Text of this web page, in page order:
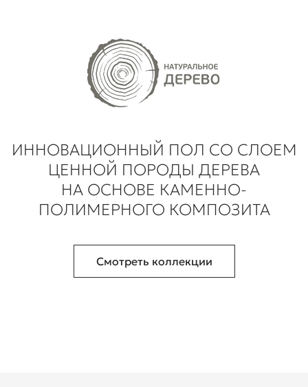
ИННОВАЦИОННЫЙ ПОЛ СО СЛОЕМ
ЦЕННОЙ ПОРОДЫ ДЕРЕВА
НА ОСНОВЕ КАМЕННО-
ПОЛИМЕРНОГО КОМПОЗИТА
Смотреть коллекции